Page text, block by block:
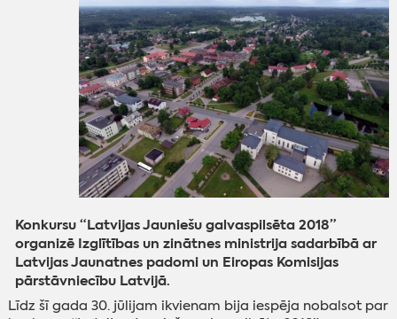
Konkursu “Latvijas Jauniešu galvaspilsēta 2018”
organizē Izglītības un zinātnes ministrija sadarbībā ar
Latvijas Jaunatnes padomi un Eiropas Komisijas
pārstāvniecību Latvijā.
Līdz šī gada 30. jūlijam ikvienam bija iespēja nobalsot par